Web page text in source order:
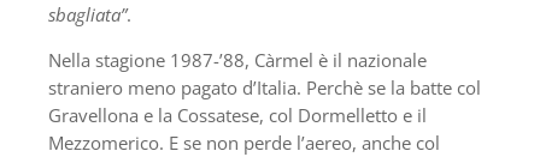
sbagliata”.
Nella stagione 1987-’88, Càrmel è il nazionale
straniero meno pagato d’Italia. Perchè se la batte col
Gravellona e la Cossatese, col Dormelletto e il
Mezzomerico. E se non perde l’aereo, anche col